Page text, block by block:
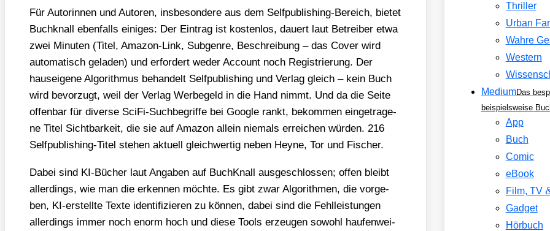
Für Autorin­nen und Autoren, ins­be­son­de­re aus dem Self­pu­bli­shing-Bereich, bie­tet
Buch­knall eben­falls eini­ges: Der Ein­trag ist kos­ten­los, dau­ert laut Betrei­ber etwa
zwei Minu­ten (Titel, Ama­zon-Link, Sub­gen­re, Beschrei­bung – das Cover wird
auto­ma­tisch gela­den) und erfor­dert weder Account noch Regis­trie­rung. Der
haus­ei­ge­ne Algo­rith­mus behan­delt Self­pu­bli­shing und Ver­lag gleich – kein Buch
wird bevor­zugt, weil der Ver­lag Wer­be­geld in die Hand nimmt. Und da die Sei­te
offen­bar für diver­se Sci­Fi-Such­be­grif­fe bei Goog­le rankt, bekom­men ein­ge­tra­ge­
ne Titel Sicht­bar­keit, die sie auf Ama­zon allein nie­mals errei­chen wür­den. 216
Self­pu­bli­shing-Titel ste­hen aktu­ell gleich­wer­tig neben Hey­ne, Tor und Fischer.
Dabei sind KI-Bücher laut Anga­ben auf Buch­Knall aus­ge­schlos­sen; offen bleibt
aller­dings, wie man die erken­nen möch­te. Es gibt zwar Algo­rith­men, die vor­ge­
ben, KI-erstell­te Tex­te iden­ti­fi­zie­ren zu kön­nen, dabei sind die Fehl­leis­tun­gen
aller­dings immer noch enorm hoch und die­se Tools erzeu­gen sowohl hau­fen­wei­
Thriller
Urban
Wahre
Western
MediumDas
beispielsweise
App
Buch
Comic
eBook
Film, TV
Gadget
Hörbuch